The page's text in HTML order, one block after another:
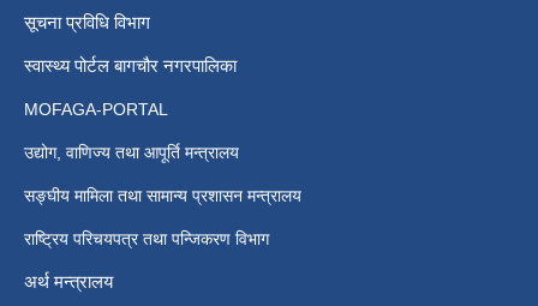
सूचना प्रविधि विभाग
स्वास्थ्य पोर्टल बागचौर नगरपालिका
MOFAGA-PORTAL
उद्योग, वाणिज्य तथा आपूर्ति मन्त्रालय
सङ्घीय मामिला तथा सामान्य प्रशासन मन्त्रालय
राष्ट्रिय परिचयपत्र तथा पन्जिकरण विभाग
अर्थ मन्त्रालय